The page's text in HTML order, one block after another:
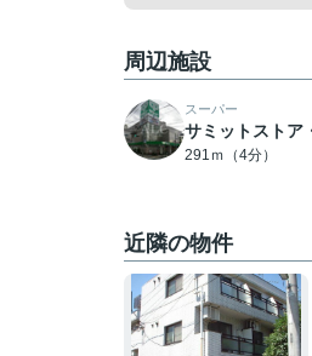
周辺施設
スーパー
サミットストア
291ｍ（4分）
近隣の物件